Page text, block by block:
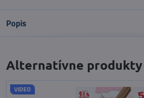
Popis
Alternatívne produkty
VIDEO